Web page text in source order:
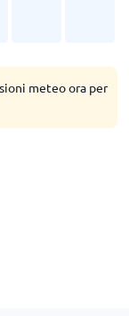
meteo ora per